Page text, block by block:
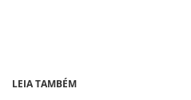
LEIA TAMBÉM